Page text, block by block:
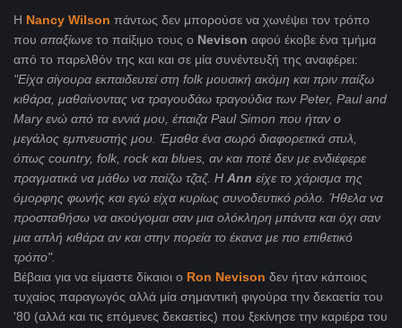
Η Nancy Wilson πάντως δεν μπορούσε να χωνέψει τον τρόπο
που απαξίωνε το παίξιμο τους ο Nevison αφού έκοβε ένα τμήμα
από το παρελθόν της και και σε μία συνέντευξή της αναφέρει:
"Είχα σίγουρα εκπαιδευτεί στη folk μουσική ακόμη και πριν παίξω
κιθάρα, μαθαίνοντας να τραγουδάω τραγούδια των Peter, Paul and
Mary ενώ από τα εννιά μου, έπαιζα Paul Simon που ήταν ο
μεγάλος εμπνευστής μου. Έμαθα ένα σωρό διαφορετικά στυλ,
όπως country, folk, rock και blues, αν και ποτέ δεν με ενδιέφερε
πραγματικά να μάθω να παίζω τζαζ. Η Αnn είχε το χάρισμα της
όμορφης φωνής και εγώ είχα κυρίως συνοδευτικό ρόλο. Ήθελα να
προσπαθήσω να ακούγομαι σαν μια ολόκληρη μπάντα και όχι σαν
μια απλή κιθάρα αν και στην πορεία το έκανα με πιο επιθετικό
τρόπο".
Βέβαια για να είμαστε δίκαιοι ο Ron Nevison δεν ήταν κάποιος
τυχαίος παραγωγός αλλά μία σημαντική φιγούρα την δεκαετία του
'80 (αλλά και τις επόμενες δεκαετίες) που ξεκίνησε την καριέρα του